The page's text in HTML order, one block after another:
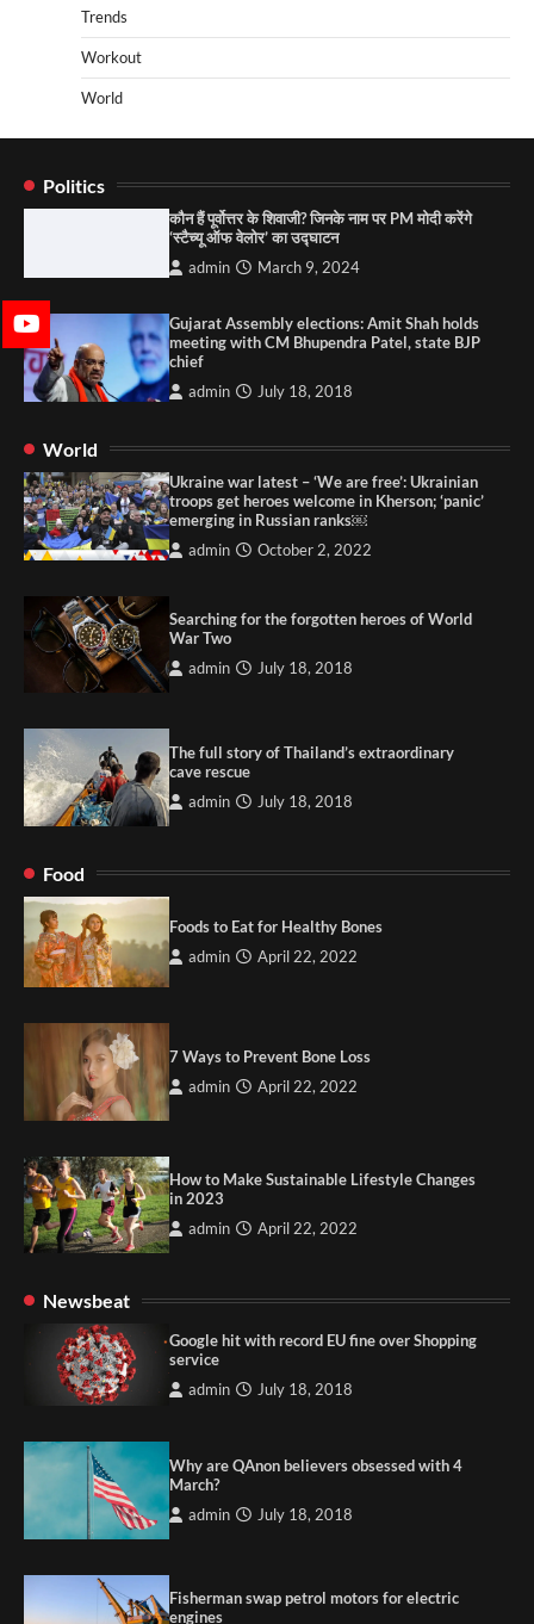
Trends
Workout
World
Politics
कौन हैं पूर्वोत्तर के शिवाजी? जिनके नाम पर PM मोदी करेंगे
‘स्टैच्यू ऑफ वेलोर’ का उद्घाटन
admin March 9, 2024
Gujarat Assembly elections: Amit Shah holds
meeting with CM Bhupendra Patel, state BJP
chief
admin July 18, 2018
World
Ukraine war latest – ‘We are free’: Ukrainian
troops get heroes welcome in Kherson; ‘panic’
emerging in Russian ranks￼
admin October 2, 2022
Searching for the forgotten heroes of World
War Two
admin July 18, 2018
The full story of Thailand’s extraordinary
cave rescue
admin July 18, 2018
Food
Foods to Eat for Healthy Bones
admin April 22, 2022
7 Ways to Prevent Bone Loss
admin April 22, 2022
How to Make Sustainable Lifestyle Changes
in 2023
admin April 22, 2022
Newsbeat
Google hit with record EU fine over Shopping
service
admin July 18, 2018
Why are QAnon believers obsessed with 4
March?
admin July 18, 2018
Fisherman swap petrol motors for electric
engines